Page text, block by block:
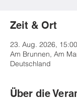
Zeit & Ort
23. Aug. 2026, 15:00
Am Brunnen, Am
Deutschland
Über die